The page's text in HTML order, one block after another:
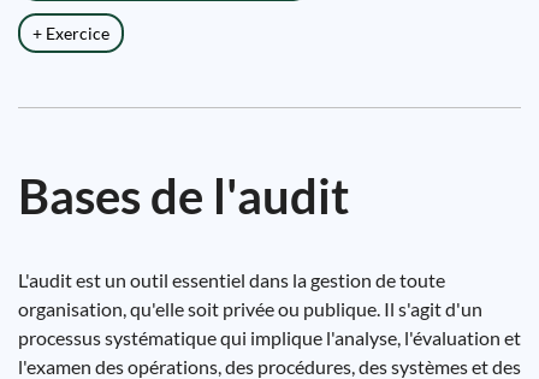
+ Exercice
Bases de l'audit
L'audit est un outil essentiel dans la gestion de toute
organisation, qu'elle soit privée ou publique. Il s'agit d'un
processus systématique qui implique l'analyse, l'évaluation et
l'examen des opérations, des procédures, des systèmes et des